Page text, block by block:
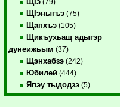
(79)
ЩIэныгъэ (75)
Щапхъэ (105)
Щикъухьащ адыгэр
дунеижьым (37)
Щэнхабзэ (242)
Юбилей (444)
Япэу тыдодзэ (5)